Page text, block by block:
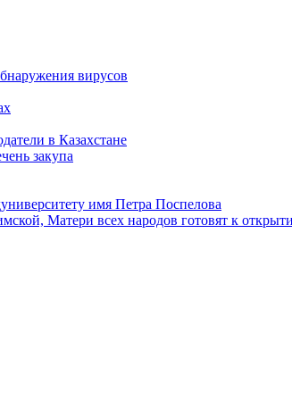
вирусов
в Казахстане
закупа
имя Петра Поспелова
Матери всех народов готовят к